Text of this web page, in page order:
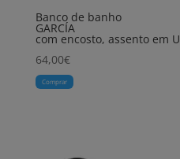
Banco de banho
GARCÍA
com encosto, assento em U
64,00€
Comprar